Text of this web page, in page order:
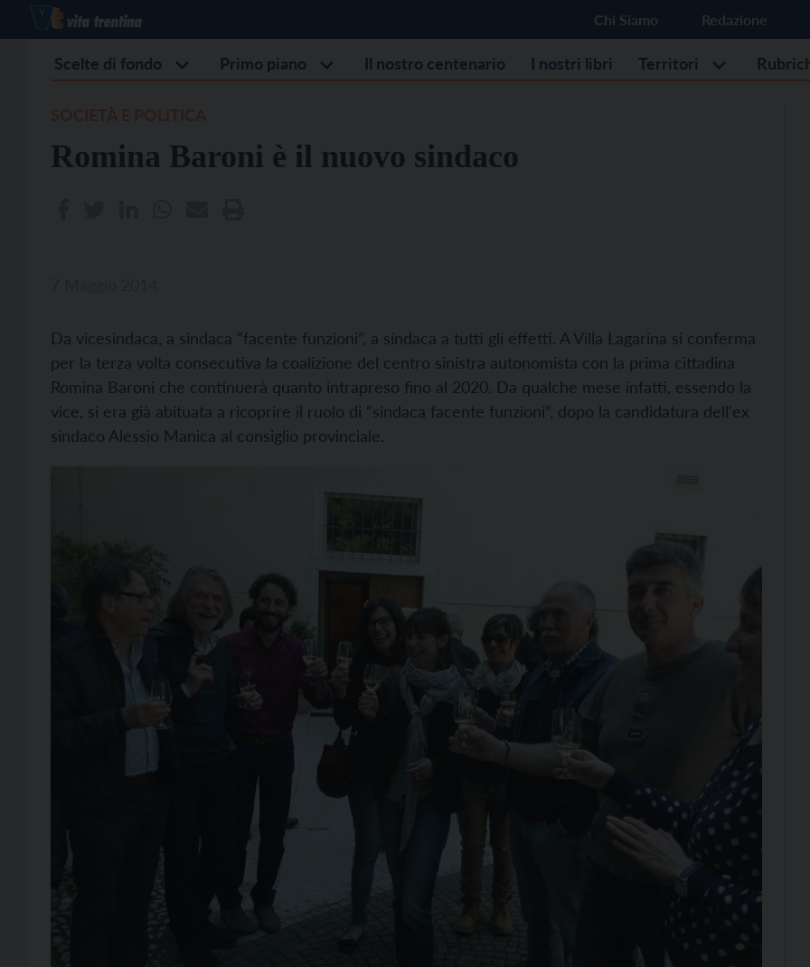
Chi Siamo Redazione
Scelte di fondo Primo piano Il nostro centenario I nostri libri Territori
Romina Baroni è il nuovo sindaco
Da vicesindaca, a sindaca “facente funzioni”, a sindaca a tutti gli effetti. A Villa Lagarina si conferma
per la terza volta consecutiva la coalizione del centro sinistra autonomista con la prima cittadina
Romina Baroni che continuerà quanto intrapreso fino al 2020. Da qualche mese infatti, essendo la
vice, si era già abituata a ricoprire il ruolo di “sindaca facente funzioni”, dopo la candidatura dell'ex
sindaco Alessio Manica al consiglio provinciale.